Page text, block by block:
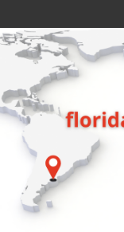
al
contenido